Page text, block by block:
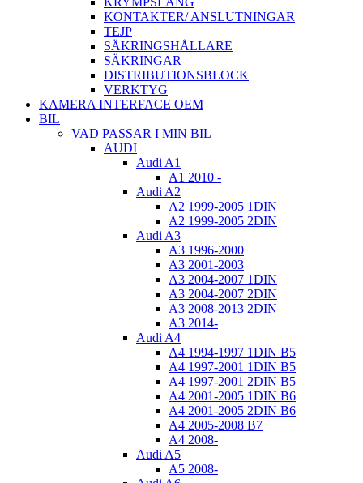
KONTAKTER/ ANSLUTNINGAR
TEJP
SÄKRINGSHÅLLARE
SÄKRINGAR
DISTRIBUTIONSBLOCK
VERKTYG
KAMERA INTERFACE OEM
BIL
VAD PASSAR I MIN BIL
AUDI
Audi A1
A1 2010 -
Audi A2
A2 1999-2005 1DIN
A2 1999-2005 2DIN
Audi A3
A3 1996-2000
A3 2001-2003
A3 2004-2007 1DIN
A3 2004-2007 2DIN
A3 2008-2013 2DIN
A3 2014-
Audi A4
A4 1994-1997 1DIN B5
A4 1997-2001 1DIN B5
A4 1997-2001 2DIN B5
A4 2001-2005 1DIN B6
A4 2001-2005 2DIN B6
A4 2005-2008 B7
A4 2008-
Audi A5
A5 2008-